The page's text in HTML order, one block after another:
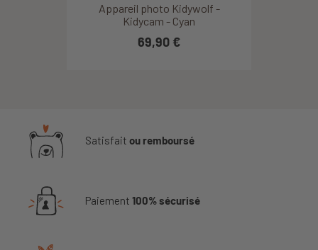
Appareil photo Kidywolf -
Kidycam - Cyan
69,90 €
Satisfait ou remboursé
Paiement 100% sécurisé